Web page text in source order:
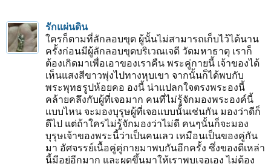
รักแผ่นดิน
ใครก็ตามที่ลักลอบขุด ผู้นั้นไม่สามารถเก็บไว้ได้นาน
ครั้งก่อนมีผู้ลักลอบขุดบริเวณเจดี วัดมหาธาตุ เราก็
ต้องเกิดมาเพื่อเอาของเราคืน พระคู่กายนี้ เจ้าของได้
เห็นแสงสีขาวพุ่งไปทางหุบเขา จากนั้นก็ได้พบกับ
พระพุทธรูปห้อยคอ องนี้ น่าแปลกใจตรงพระองนี้
คล้ายคลึงกับผู้ที่เจอมาก คนที่ไม่รู้จักมองพระองค์นี้
แบบไหน จะมองบุรุษผู้ที่เจอแบบนั้นเช่นกัน มองว่าดีก็
ดีไป แต่ถ้าใครไม่รู้จักมองว่าไม่ดี คนๆนั้นก็จะมอง
บุรุษเจ้าของพระนี้ว่าเป็นคนเลว เหมือนเป็นของคู่กัน
มา อัศจรรย์เนื้อคู่คู่กายมาพบกันอีกครั้ง ซึ่งของดีเหล่า
นี้มีอยู่อีกมาก และผุดขึ้นมาให้เราพบเจอเอง ไม่ต้อง